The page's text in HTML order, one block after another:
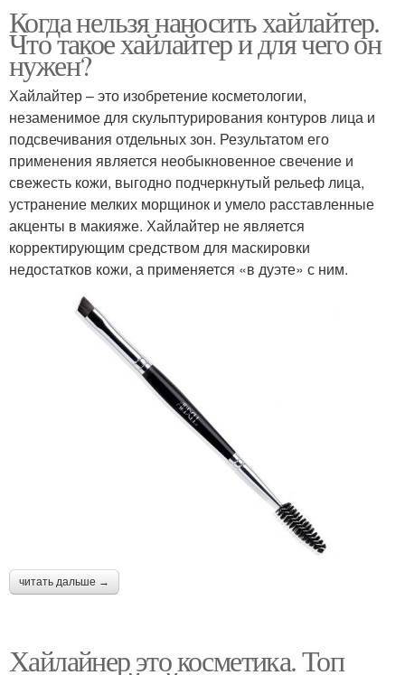
Когда нельзя наносить хайлайтер.
Что такое хайлайтер и для чего он
нужен?
Хайлайтер – это изобретение косметологии,
незаменимое для скульптурирования контуров лица и
подсвечивания отдельных зон. Результатом его
применения является необыкновенное свечение и
свежесть кожи, выгодно подчеркнутый рельеф лица,
устранение мелких морщинок и умело расставленные
акценты в макияже. Хайлайтер не является
корректирующим средством для маскировки
недостатков кожи, а применяется «в дуэте» с ним.
читать дальше →
Хайлайнер это косметика. Топ